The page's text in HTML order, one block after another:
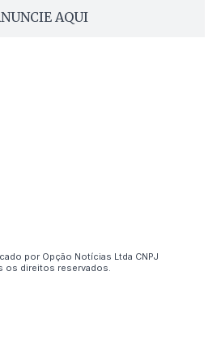
AQUI
por Opção Notícias Ltda CNPJ
os direitos reservados.